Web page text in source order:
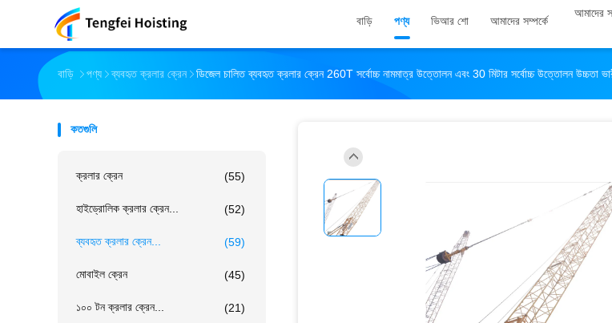
বাড়ি পণ্য ভিআর শো আমাদের সম্পর্কে
আমাদের
বাড়ি পণ্য ব্যবহৃত ক্রলার ক্রেন ডিজেল চালিত ব্যবহৃত ক্রলার ক্রেন 260T সর্বোচ্চ নামমাত্র উত্তোলন এবং 30 মিটার সর্বোচ্চ উত্তোলন উচ্চতা
কতগুলি
ক্রলার ক্রেন (55)
হাইড্রোলিক ক্রলার ক্রেন... (52)
ব্যবহৃত ক্রলার ক্রেন... (59)
মোবাইল ক্রেন (45)
১০০ টন ক্রলার ক্রেন... (21)